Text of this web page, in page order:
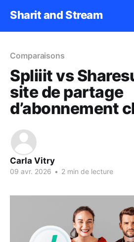
Sharit and Stream
Comparaisons
Spliiit vs
site de partage
d’abonnement
Carla Vitry
09 avr. 2026 • 2 min de lecture